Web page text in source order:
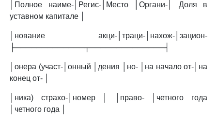
│Полное наиме-│Регис-│Место │Органи-│ Доля в
уставном капитале │
│нование акци-│траци-│нахож-│зацион-
├─────────────┬──────────────┤
│онера (участ-│онный │дения │но- │на начало от-│на
конец от- │
│ника) страхо-│номер │ │право- │четного года
│четного года │